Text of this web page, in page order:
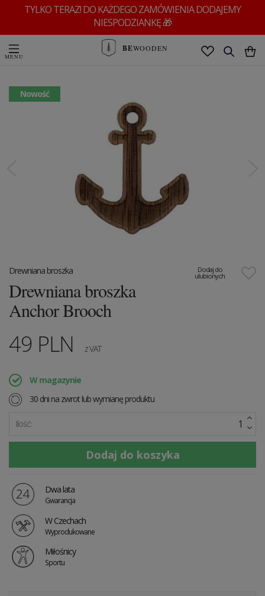
TYLKO TERAZ! DO KAŻDEGO ZAMÓWIENIA DODAJEMY
NIESPODZIANKĘ 🎁
BEWOODEN
Nowość
Dodaj do
ulubionych
Drewniana broszka
Drewniana broszka
Anchor Brooch
49 PLN z VAT
W magazynie
30 dni na zwrot lub wymianę produktu
Ilość:
Dwa lata
Gwarancja
W Czechach
Wyprodukowane
Miłośnicy
Sportu